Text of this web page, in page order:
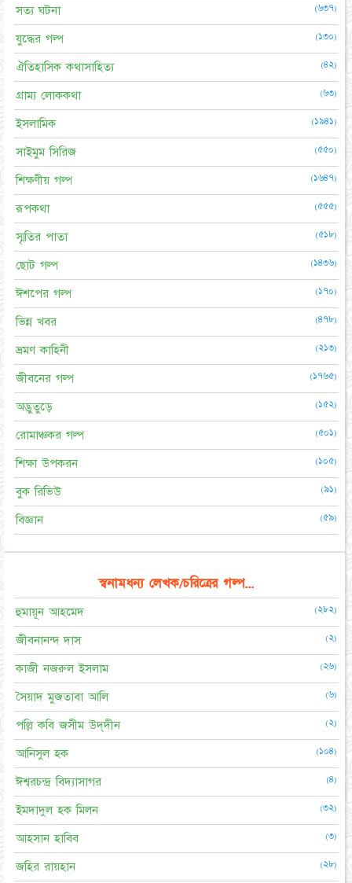
সত্য ঘটনা (৬৩৭)
যুদ্ধের গল্প (১৩০)
ঐতিহাসিক কথাসাহিত্য (৪২)
গ্রাম্য লোককথা (৬৩)
ইসলামিক (১৯৪১)
সাইমুম সিরিজ (৫৫০)
শিক্ষণীয় গল্প (১৬৪৭)
রূপকথা (৫৫৫)
স্মৃতির পাতা (৫১৮)
ছোট গল্প (১৪৩৬)
ঈশপের গল্প (১৭০)
ভিন্ন খবর (৪৭৮)
ভ্রমণ কাহিনী (২১৩)
জীবনের গল্প (১৭৬৫)
অদ্ভুতুড়ে (১৫২)
রোমাঞ্চকর গল্প (৫০১)
শিক্ষা উপকরন (১০৫)
বুক রিভিউ (৯১)
বিজ্ঞান (৫৯)
স্বনামধন্য লেখক/চরিত্রের গল্প...
হুমায়ূন আহমেদ (২৮২)
জীবনানন্দ দাস (২)
কাজী নজরুল ইসলাম (২৬)
সৈয়াদ মুজতাবা আলি (৬)
পল্লি কবি জসীম উদ্‌দীন (২)
আনিসুল হক (১০৪)
ঈশ্বরচন্দ্র বিদ্যাসাগর (৪)
ইমদাদুল হক মিলন (৩২)
আহসান হাবিব (৩)
জহির রায়হান (২৮)